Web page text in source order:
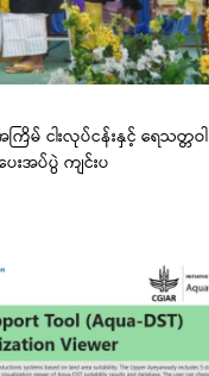
မ် ငါးလုပ်ငန်းနှင့် ရေသတ္တဝါ
းအပ်ပွဲ ကျင်းပ